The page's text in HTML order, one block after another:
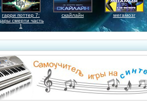
гарри поттер 7:
смерти часть
1
скайлайн мегамозг